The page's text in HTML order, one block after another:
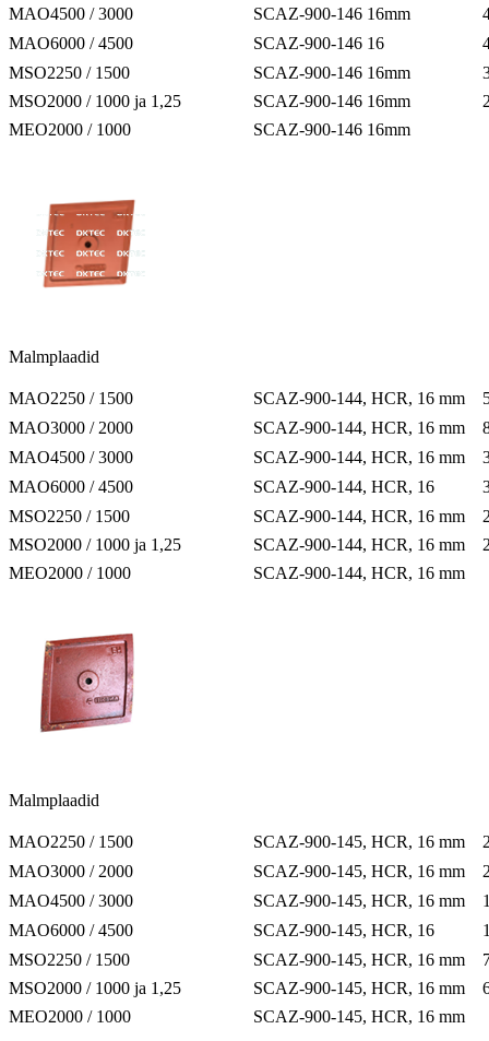
MAO4500 / 3000 SCAZ-900-146 16mm
MAO6000 / 4500
SCAZ-900-146 16
MSO2250 / 1500
SCAZ-900-146 16mm
MSO2000 / 1000 ja 1,25
SCAZ-900-146 16mm
MEO2000 / 1000
SCAZ-900-146 16mm
Malmplaadid
MAO2250 / 1500 SCAZ-900-144, HCR, 16 mm
MAO3000 / 2000
SCAZ-900-144, HCR, 16 mm
MAO4500 / 3000
SCAZ-900-144, HCR, 16 mm
MAO6000 / 4500
SCAZ-900-144, HCR, 16
MSO2250 / 1500
SCAZ-900-144, HCR, 16 mm
MSO2000 / 1000 ja 1,25
SCAZ-900-144, HCR, 16 mm
MEO2000 / 1000
SCAZ-900-144, HCR, 16 mm
Malmplaadid
MAO2250 / 1500 SCAZ-900-145, HCR, 16 mm
MAO3000 / 2000
SCAZ-900-145, HCR, 16 mm
MAO4500 / 3000
SCAZ-900-145, HCR, 16 mm
MAO6000 / 4500
SCAZ-900-145, HCR, 16
MSO2250 / 1500
SCAZ-900-145, HCR, 16 mm
MSO2000 / 1000 ja 1,25
SCAZ-900-145, HCR, 16 mm
MEO2000 / 1000
SCAZ-900-145, HCR, 16 mm